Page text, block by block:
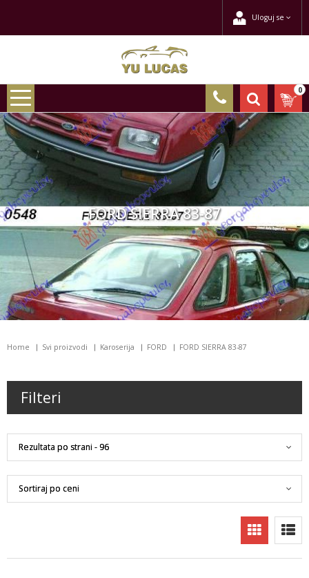
Uloguj se
0
FORD SIERRA 83-87
Home Svi proizvodi Karoserija FORD FORD SIERRA 83-87
Filteri